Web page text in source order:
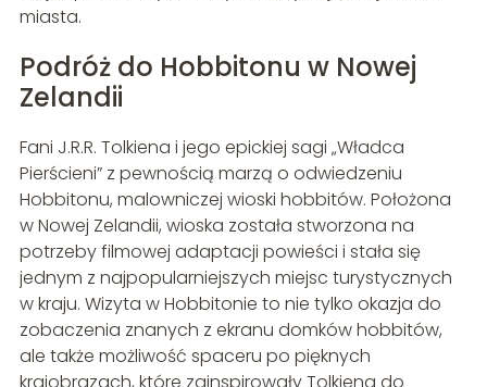
miasta.
Podróż do Hobbitonu w Nowej
Zelandii
Fani J.R.R. Tolkiena i jego epickiej sagi „Władca
Pierścieni” z pewnością marzą o odwiedzeniu
Hobbitonu, malowniczej wioski hobbitów. Położona
w Nowej Zelandii, wioska została stworzona na
potrzeby filmowej adaptacji powieści i stała się
jednym z najpopularniejszych miejsc turystycznych
w kraju. Wizyta w Hobbitonie to nie tylko okazja do
zobaczenia znanych z ekranu domków hobbitów,
ale także możliwość spaceru po pięknych